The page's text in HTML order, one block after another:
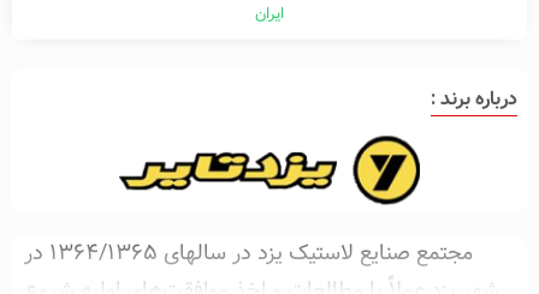
ایران
درباره برند :
مجتمع صنايع لاستيک يزد در سالهاى ۱۳۶۴/۱۳۶۵ در